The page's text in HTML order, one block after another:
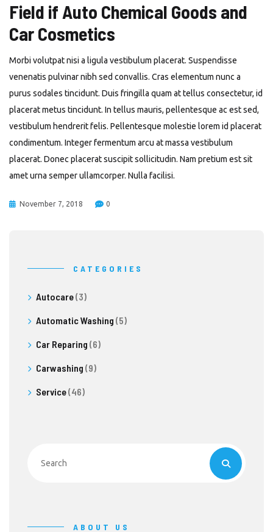
Field if Auto Chemical Goods and
Car Cosmetics
Morbi volutpat nisi a ligula vestibulum placerat. Suspendisse
venenatis pulvinar nibh sed convallis. Cras elementum nunc a
purus sodales tincidunt. Duis fringilla quam at tellus consectetur, id
placerat metus tincidunt. In tellus mauris, pellentesque ac est sed,
vestibulum hendrerit felis. Pellentesque molestie lorem id placerat
condimentum. Integer fermentum arcu at massa vestibulum
placerat. Donec placerat suscipit sollicitudin. Nam pretium est sit
amet urna semper ullamcorper. Nulla facilisi.
November 7, 2018 0
CATEGORIES
Autocare(3)
Automatic Washing (5)
Car Reparing (6)
Carwashing (9)
Service(46)
ABOUT US